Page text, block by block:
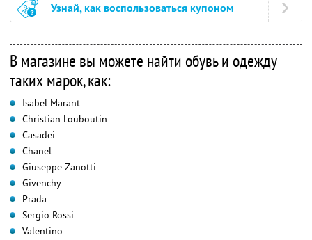
Узнай, как воспользоваться купоном
В магазине вы можете найти обувь и одежду
таких марок, как:
Isabel Marant
Christian Louboutin
Casadei
Chanel
Giuseppe Zanotti
Givenchy
Prada
Sergio Rossi
Valentino